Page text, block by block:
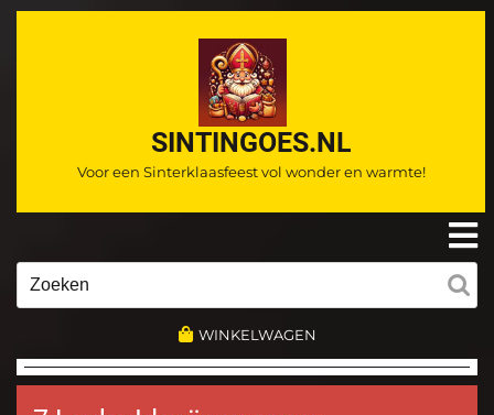
Ga
SINTINGOES.NL
Voor een Sinterklaasfeest vol wonder en warmte!
WINKELWAGEN